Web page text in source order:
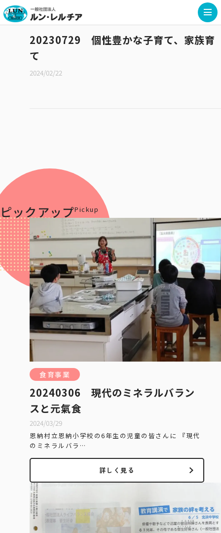
20230729 個性豊かな子育て、家族育
て
2024/02/22
ピックアップPickup
食育事業
20240306 現代のミネラルバラン
スと元氣食
2024/03/29
恩納村立恩納小学校の6年生の児童の皆さんに 『現代
のミネラルバラ…
詳しく見る